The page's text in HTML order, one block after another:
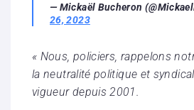
— Mickaël Bucheron
26, 2023
« Nous, policiers, rappelons
la neutralité politique et
vigueur depuis 2001.